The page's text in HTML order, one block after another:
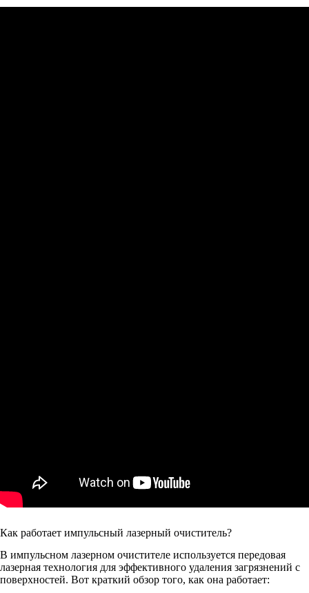
Как работает импульсный лазерный очиститель?
В импульсном лазерном очистителе используется передовая
лазерная технология для эффективного удаления загрязнений с
поверхностей. Вот краткий обзор того, как она работает: